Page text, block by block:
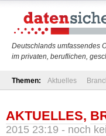
Deutschlands umfassendes
im privaten, beruflichen,
Themen: Aktuelles
AKTUELLES,
2015 23:19 - noch